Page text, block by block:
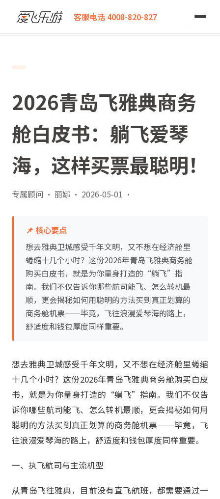
客服电话 4008-820-827
爱飞乐游
2026青岛飞雅典商务舱白皮书：躺飞爱琴海，这样买票最聪明！
2026青岛飞雅典商务
舱白皮书：躺飞爱琴
海，这样买票最聪明！
专属顾问 · 丽娜 · 2026-05-01 ·
📌 核心要点
想去雅典卫城感受千年文明，又不想在经济舱里
蜷缩十几个小时？这份2026年青岛飞雅典商务舱
购买白皮书，就是为你量身打造的“躺飞”指
南。我们不仅告诉你哪些航司能飞、怎么转机最
顺，更会揭秘如何用聪明的方法买到真正划算的
商务舱机票——毕竟，飞往浪漫爱琴海的路上，
舒适度和钱包厚度同样重要。
想去雅典卫城感受千年文明，又不想在经济舱里蜷缩
十几个小时？这份2026年青岛飞雅典商务舱购买白皮
书，就是为你量身打造的“躺飞”指南。我们不仅告
诉你哪些航司能飞、怎么转机最顺，更会揭秘如何用
聪明的方法买到真正划算的商务舱机票——毕竟，飞
往浪漫爱琴海的路上，舒适度和钱包厚度同样重要。
一、执飞航司与主流机型
从青岛飞往雅典，目前没有直飞航班，都需要通过一